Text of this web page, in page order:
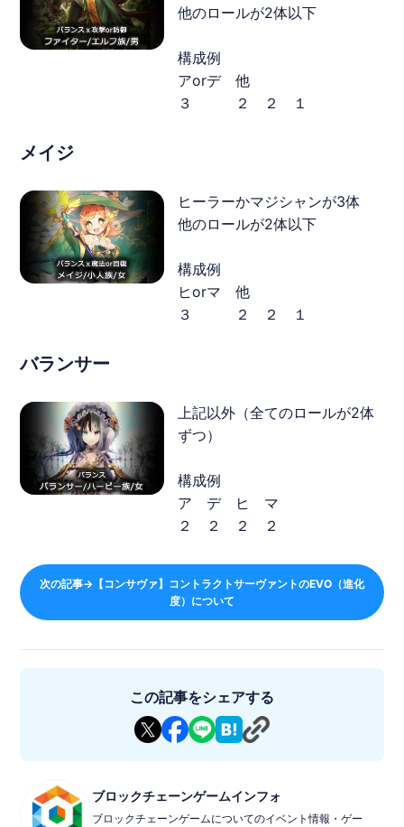
他のロールが2体以下
構成例
アorデ 他
３ ２ ２ １
メイジ
ヒーラーかマジシャンが3体
他のロールが2体以下
構成例
ヒorマ 他
３ ２ ２ １
バランサー
上記以外（全てのロールが2体
ずつ）
構成例
ア デ ヒ マ
２ ２ ２ ２
次の記事→【コンサヴァ】コントラクトサーヴァントのEVO（進化
度）について
この記事をシェアする
ブロックチェーンゲームインフォ
ブロックチェーンゲームについてのイベント情報・ゲー